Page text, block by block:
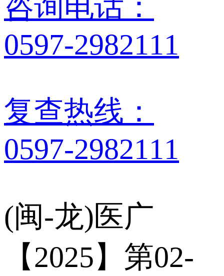
咨询电话：
0597-2982111
复查热线：
0597-2982111
(闽-龙)医广
【2025】第02-